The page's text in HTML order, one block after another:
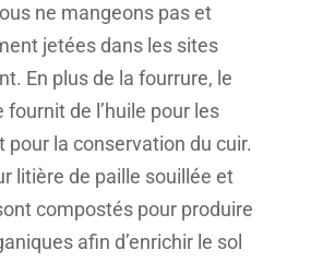
ne mangeons pas et
jetées dans les sites
En plus de la fourrure, le
fournit de l’huile pour les
la conservation du cuir.
litière de paille souillée et
compostés pour produire
afin d’enrichir le sol